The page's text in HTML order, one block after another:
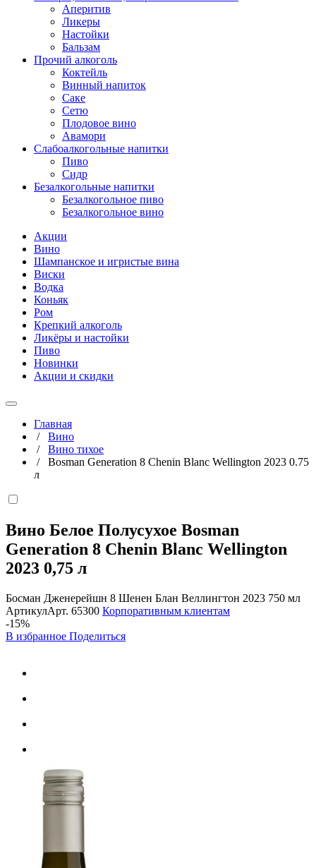
Аперитив
Ликеры
Настойки
Бальзам
Прочий алкоголь
Коктейль
Винный напиток
Саке
Сетю
Плодовое вино
Авамори
Слабоалкогольные напитки
Пиво
Сидр
Безалкогольные напитки
Безалкогольное пиво
Безалкогольное вино
Акции
Вино
Шампанское и игристые вина
Виски
Водка
Коньяк
Ром
Крепкий алкоголь
Ликёры и настойки
Пиво
Новинки
Акции и скидки
Главная
/ Вино
/ Вино тихое
/ Bosman Generation 8 Chenin Blanc Wellington 2023 0.75
л
Вино Белое Полусухое Bosman
Generation 8 Chenin Blanc Wellington
2023 0,75 л
Босман Дженерейшн 8 Шенен Блан Веллингтон 2023 750 мл
АртикулАрт. 65300 Корпоративным клиентам
-15%
В избранное Поделиться